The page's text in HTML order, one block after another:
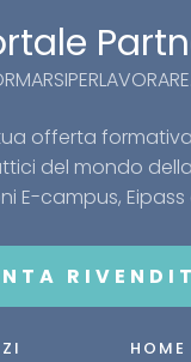
offerta
del mondo
E-campus, Eipass
HOME